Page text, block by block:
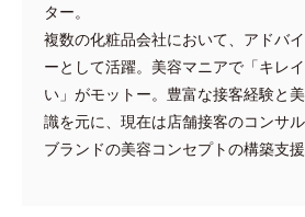
ター。
複数の化粧品会社において、アドバ
ーとして活躍。美容マニアで「キレ
い」がモットー。豊富な接客経験と
識を元に、現在は店舗接客のコンサ
ブランドの美容コンセプトの構築支援